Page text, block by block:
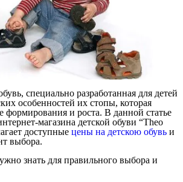
специально разработанная для детей
особенностей их стопы, которая
формирования и роста. В данной статье
магазина детской обуви “Theo
доступныецены на детскою обувь и
выбора.
знать для правильного выбора и